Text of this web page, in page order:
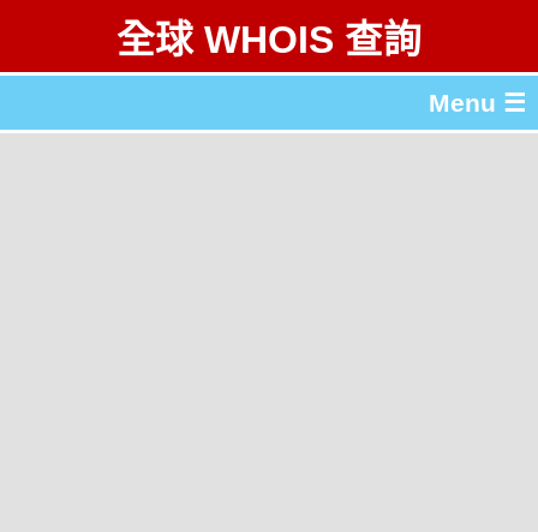
全球 WHOIS 查詢
Menu ☰